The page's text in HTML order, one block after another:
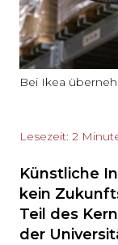
Bei Ikea
Lesezeit: 2
Künstliche
kein
Teil des
der